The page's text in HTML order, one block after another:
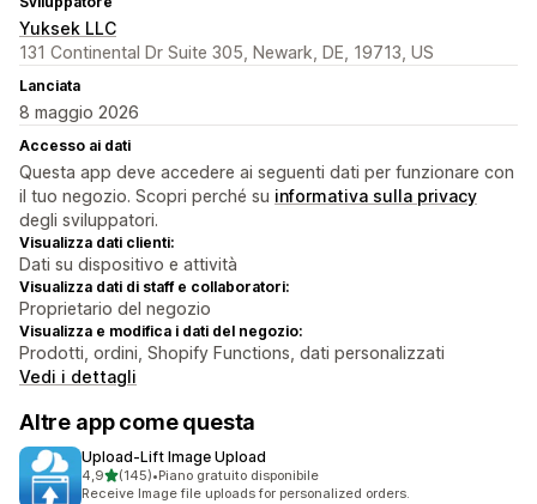
Yuksek LLC
131 Continental Dr Suite 305, Newark, DE, 19713, US
Lanciata
8 maggio 2026
Accesso ai dati
Questa app deve accedere ai seguenti dati per funzionare con
il tuo negozio. Scopri perché su informativa sulla privacy
degli sviluppatori.
Visualizza dati clienti:
Dati su dispositivo e attività
Visualizza dati di staff e collaboratori:
Proprietario del negozio
Visualizza e modifica i dati del negozio:
Prodotti, ordini, Shopify Functions, dati personalizzati
Vedi i dettagli
Altre app come questa
Upload‑Lift Image Upload
4,9stelle su 5
(145)
145 recensioni totali
•Piano gratuito disponibile
Receive Image file uploads for personalized orders.